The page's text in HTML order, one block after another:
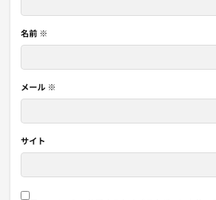
名前 ※
メール ※
サイト